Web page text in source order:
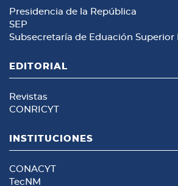
Presidencia de la República
SEP
Subsecretaría de Eduación Superior
EDITORIAL
Revistas
CONRICYT
INSTITUCIONES
CONACYT
TecNM